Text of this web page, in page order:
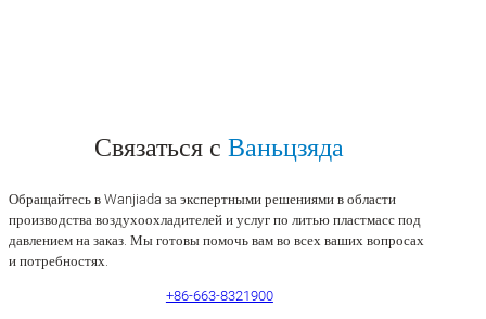
Связаться сВаньцзяда
Обращайтесь в Wanjiada за экспертными решениями в области
производства воздухоохладителей и услуг по литью пластмасс под
давлением на заказ. Мы готовы помочь вам во всех ваших вопросах
и потребностях.
+86-663-8321900